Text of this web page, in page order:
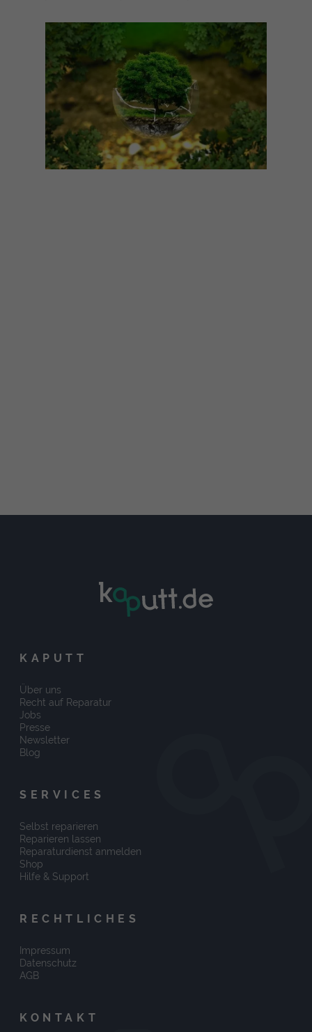
KAPUTT
Über uns
Recht auf Reparatur
Jobs
Presse
Newsletter
Blog
SERVICES
Selbst reparieren
Reparieren lassen
Reparaturdienst anmelden
Shop
Hilfe & Support
RECHTLICHES
Impressum
Datenschutz
AGB
KONTAKT